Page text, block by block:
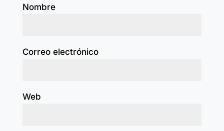
Nombre
Correo electrónico
Web